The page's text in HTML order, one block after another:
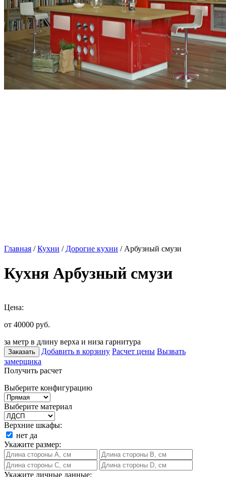
Главная /Кухни / Дорогие кухни / Арбузный смузи
Кухня Арбузный смузи
Цена:
от 40000 руб.
за метр в длину верха и низа гарнитура
Заказать Добавить в корзину Расчет цены Вызвать
замерщика
Получить расчет
Выберите конфигурацию
Выберите материал
Верхние шкафы:
нет да
Укажите размер:
Укажите личные данные: